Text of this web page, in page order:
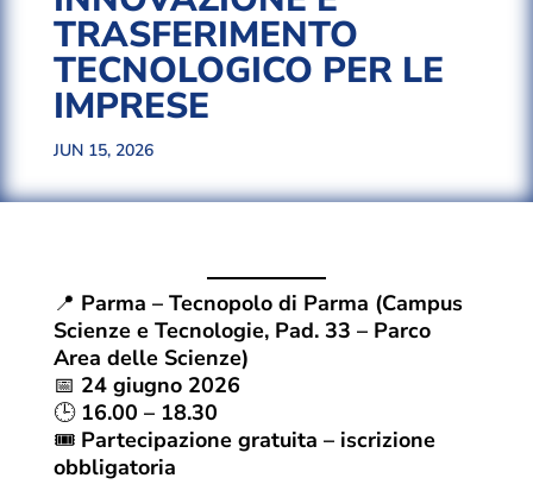
TRASFERIMENTO
TECNOLOGICO PER LE
IMPRESE
JUN 15, 2026
📍 Parma – Tecnopolo di Parma (Campus
Scienze e Tecnologie, Pad. 33 – Parco
Area delle Scienze)
📅 24 giugno 2026
🕒 16.00 – 18.30
🎟 Partecipazione gratuita – iscrizione
obbligatoria